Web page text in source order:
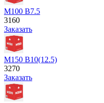
М100 В7.5
3160
Заказать
М150 В10(12.5)
3270
Заказать